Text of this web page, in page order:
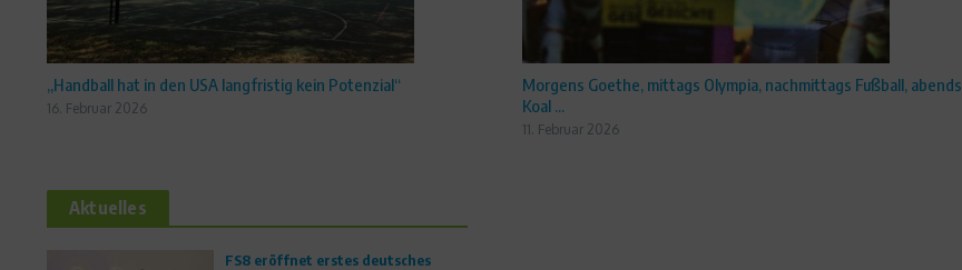
„Handball hat in den USA langfristig kein Potenzial“
16. Februar 2026
Morgens Goethe, mittags Olympia, nachmittags Fußball, abends
Koal ...
11. Februar 2026
Aktuelles
FS8 eröffnet erstes deutsches